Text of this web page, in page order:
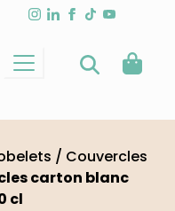
/ Couvercles
carton blanc
cl